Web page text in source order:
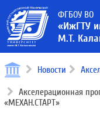
ФГБОУ ВО
«ИжГТУ
М.Т.
Новости
Акселерационная
«МЕХАН.СТАРТ»